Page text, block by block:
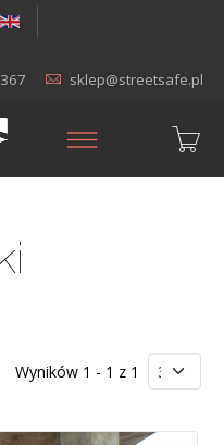
sklep@streetsafe.pl
Wyników 1 - 1 z 1